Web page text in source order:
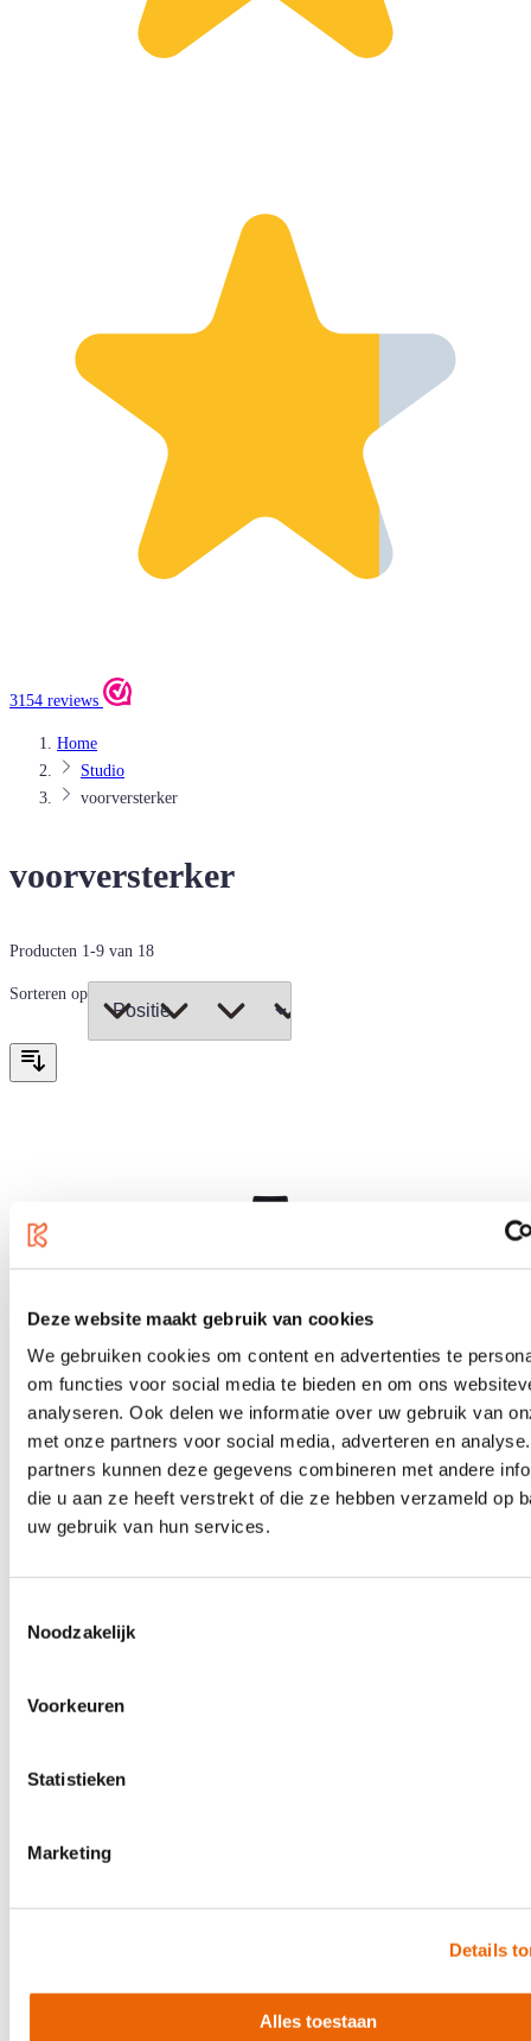
Deze website maakt gebruik van cookies
We gebruiken cookies om content en advertenties te
om functies voor social media te bieden en om ons
analyseren. Ook delen we informatie over uw gebruik van
met onze partners voor social media, adverteren en
partners kunnen deze gegevens combineren met andere
die u aan ze heeft verstrekt of die ze hebben verzameld op
uw gebruik van hun services.
Noodzakelijk
Voorkeuren
Statistieken
Marketing
Details
Alles toestaan
3154 reviews
Home
Studio
voorversterker
voorversterker
Producten 1-9 van 18
Sorteren op
€ 525,00
Direct leverbaar